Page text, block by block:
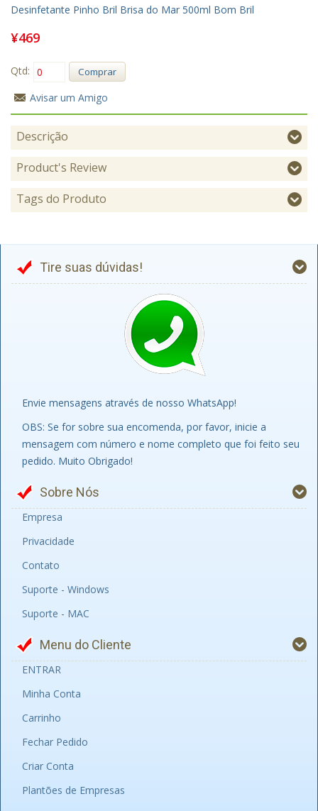
Desinfetante Pinho Bril Brisa do Mar 500ml Bom Bril
¥469
Qtd: Comprar
Avisar um Amigo
Descrição
Product's Review
Tags do Produto
Tire suas dúvidas!
Envie mensagens através de nosso WhatsApp!
OBS: Se for sobre sua encomenda, por favor, inicie a
mensagem com número e nome completo que foi feito seu
pedido. Muito Obrigado!
Sobre Nós
Empresa
Privacidade
Contato
Suporte - Windows
Suporte - MAC
Menu do Cliente
ENTRAR
Minha Conta
Carrinho
Fechar Pedido
Criar Conta
Plantões de Empresas